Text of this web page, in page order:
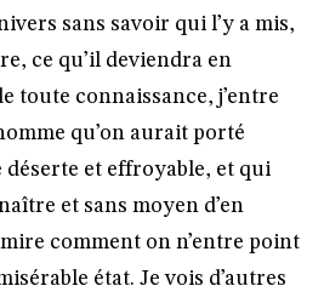
sans savoir qui l’y a mis,
ce qu’il deviendra en
toute connaissance, j’entre
qu’on aurait porté
et effroyable, et qui
et sans moyen d’en
comment on n’entre point
état. Je vois d’autres